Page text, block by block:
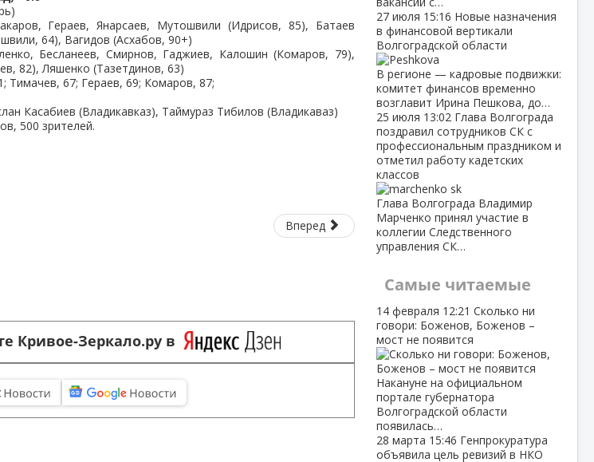
Гераев, Янарсаев, Мутошвили (Идрисов, 85), Батаев
64), Вагидов (Асхабов, 90+)
Бесланеев, Смирнов, Гаджиев, Калошин (Комаров, 79),
82), Ляшенко (Тазетдинов, 63)
Тимачев, 67; Гераев, 69; Комаров, 87;
Касабиев (Владикавказ), Таймураз Тибилов (Владикаваз)
500 зрителей.
Вперед
Кривое-Зеркало.ру в
27 июля 15:16 Новые назначения
в финансовой вертикали
Волгоградской области
В регионе — кадровые подвижки:
комитет финансов временно
возглавит Ирина Пешкова, до…
25 июля 13:02 Глава Волгограда
поздравил сотрудников СК с
профессиональным праздником и
отметил работу кадетских
классов
Глава Волгограда Владимир
Марченко принял участие в
коллегии Следственного
управления СК…
Самые читаемые
14 февраля 12:21 Сколько ни
говори: Боженов, Боженов –
мост не появится
Накануне на официальном
портале губернатора
Волгоградской области
появилась…
28 марта 15:46 Генпрокуратура
объявила цель ревизий в НКО